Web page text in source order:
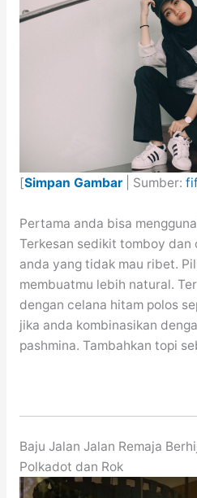
[Simpan Gambar| Sumber:
Pertama anda bisa
Terkesan sedikit tomboy dan
anda yang tidak mau ribet.
membuatmu lebih natural.
dengan celana hitam polos
jika anda kombinasikan
pashmina. Tambahkan topi
Baju Jalan Jalan Remaja
Polkadot dan Rok